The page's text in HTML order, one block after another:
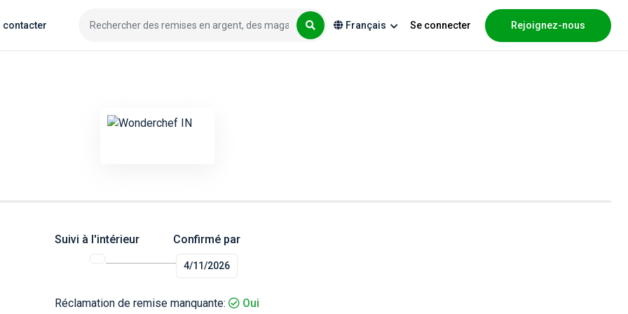
contacter Français Se connecter Rejoignez-nous
Suivi à l'intérieur Confirmé par
4/11/2026
Réclamation de remise manquante: Oui